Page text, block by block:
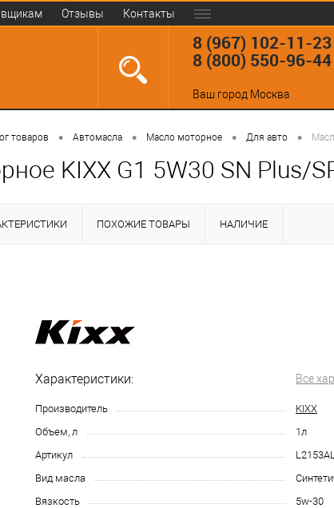
Отзывы Контакты
8 (967) 102-11-23
8 (800) 550-96-44
Ваш город Москва
товаров • Автомасла • Масло моторное • Для авто •
KIXX G1 5W30 SN Plus/
ПОХОЖИЕ ТОВАРЫ НАЛИЧИЕ
Характеристики: Все
Производитель
KIXX
Объем, л
1л
Артикул
Вид масла
Вязкость
5w-30